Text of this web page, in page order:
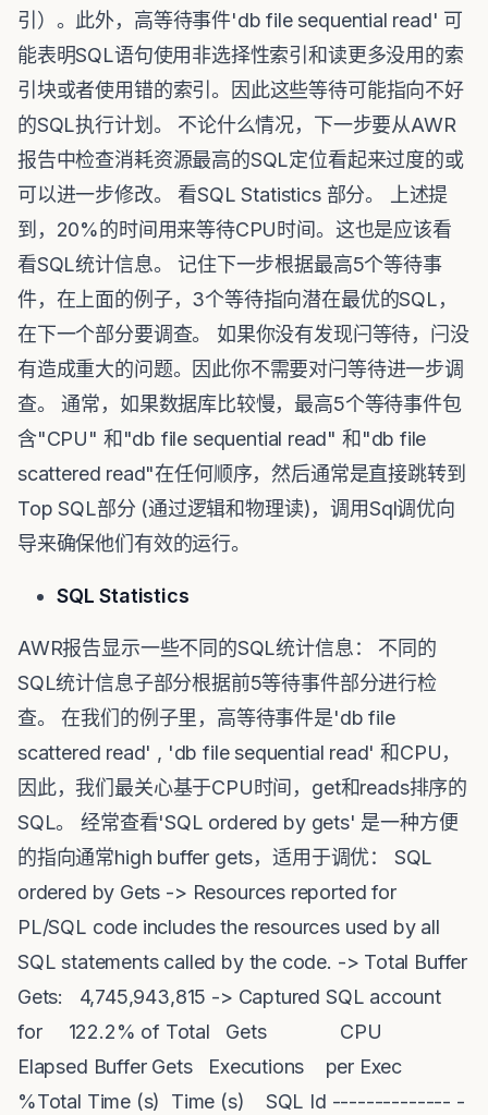
引）。此外，高等待事件'db file sequential read' 可
能表明SQL语句使用非选择性索引和读更多没用的索
引块或者使用错的索引。因此这些等待可能指向不好
的SQL执行计划。 不论什么情况，下一步要从AWR
报告中检查消耗资源最高的SQL定位看起来过度的或
可以进一步修改。 看SQL Statistics 部分。 上述提
到，20%的时间用来等待CPU时间。这也是应该看
看SQL统计信息。 记住下一步根据最高5个等待事
件，在上面的例子，3个等待指向潜在最优的SQL，
在下一个部分要调查。 如果你没有发现闩等待，闩没
有造成重大的问题。因此你不需要对闩等待进一步调
查。 通常，如果数据库比较慢，最高5个等待事件包
含"CPU" 和"db file sequential read" 和"db file
scattered read"在任何顺序，然后通常是直接跳转到
Top SQL部分 (通过逻辑和物理读)，调用Sql调优向
导来确保他们有效的运行。
SQL Statistics
AWR报告显示一些不同的SQL统计信息： 不同的
SQL统计信息子部分根据前5等待事件部分进行检
查。 在我们的例子里，高等待事件是'db file
scattered read' , 'db file sequential read' 和CPU，
因此，我们最关心基于CPU时间，get和reads排序的
SQL。 经常查看'SQL ordered by gets' 是一种方便
的指向通常high buffer gets，适用于调优： SQL
ordered by Gets -> Resources reported for
PL/SQL code includes the resources used by all
SQL statements called by the code. -> Total Buffer
Gets: 4,745,943,815 -> Captured SQL account
for 122.2% of Total Gets CPU
Elapsed Buffer Gets Executions per Exec
%Total Time (s) Time (s) SQL Id -------------- -